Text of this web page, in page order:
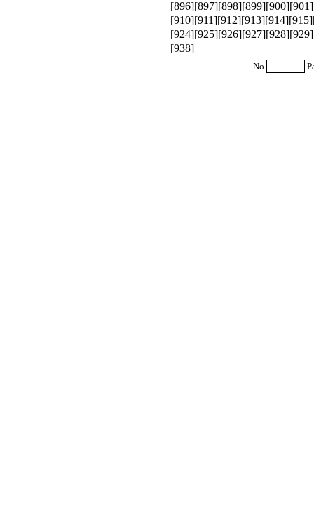
[896][897][898][899][900][901
[910][911][912][913][914][915
[924][925][926][927][928][929
[938]
No